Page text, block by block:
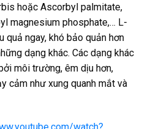
hoặc Ascorbyl palmitate,
magnesium phosphate,… L-
quả ngay, khó bảo quản hơn
dạng khác. Các dạng khác
môi trường, êm dịu hơn,
cảm như xung quanh mắt và